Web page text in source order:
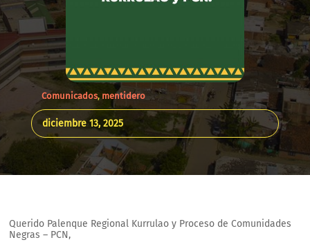
Comunicados, mentidero
diciembre 13, 2025
Querido Palenque Regional Kurrulao y Proceso de Comunidades
Negras – PCN,